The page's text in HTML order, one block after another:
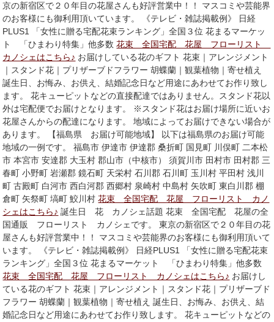
京の新宿区で２０年目の花屋さんも好評営業中！！ マスコミや芸能界
のお客様にも御利用頂いています。 《テレビ・雑誌掲載例》 日経
PLUS1 「女性に贈る宅配花束ランキング」全国３位 花まるマーケッ
ト 「ひまわり特集」他多数花束 全国宅配 花屋 フローリスト
カノシェはこちら♪ お届けしている花のギフト 花束｜アレンジメント
｜スタンド花｜プリザーブドフラワー 胡蝶蘭｜観葉植物｜寄せ植え
誕生日、お悔み、お供え、結婚記念日など用途にあわせてお作り致し
ます。 花キューピットなどの直接配達ではありません。スタンド花以
外は宅配便でお届けとなります。 ※スタンド花はお届け場所に近いお
花屋さんからの配達になります。 地域によってお届けできない場合が
あります。 【福島県 お届け可能地域】 以下は福島県のお届け可能
地域の一例です。 福島市 伊達市 伊達郡 桑折町 国見町 川俣町 二本松
市 本宮市 安達郡 大玉村 郡山市（中核市） 須賀川市 田村市 田村郡 三
春町 小野町 岩瀬郡 鏡石町 天栄村 石川郡 石川町 玉川村 平田村 浅川
町 古殿町 白河市 西白河郡 西郷村 泉崎村 中島村 矢吹町 東白川郡 棚
倉町 矢祭町 塙町 鮫川村花束 全国宅配 花屋 フローリスト カノ
シェはこちら♪ 誕生日 花 カノシェ話題 花束 全国宅配 花屋の全
国通販 フローリスト カノシェです。 東京の新宿区で２０年目の花
屋さんも好評営業中！！ マスコミや芸能界のお客様にも御利用頂いて
います。 《テレビ・雑誌掲載例》 日経PLUS1 「女性に贈る宅配花束
ランキング」全国３位 花まるマーケット 「ひまわり特集」他多数
花束 全国宅配 花屋 フローリスト カノシェはこちら♪ お届けし
ている花のギフト 花束｜アレンジメント｜スタンド花｜プリザーブド
フラワー 胡蝶蘭｜観葉植物｜寄せ植え 誕生日、お悔み、お供え、結
婚記念日など用途にあわせてお作り致します。 花キューピットなどの